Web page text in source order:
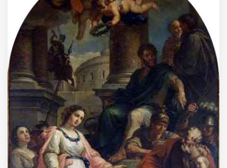
MUNICIPI
Inviateci le vostre segnalazioni
Iscriviti alla newsletter
www.viveremilano.info
Fondato e diretto da Enzo De
Bernardis
EDB edizioni - Via Brivio angolo C.
Imbonati, 89 20159 Milano (Italia)
Informativa sulla privacy